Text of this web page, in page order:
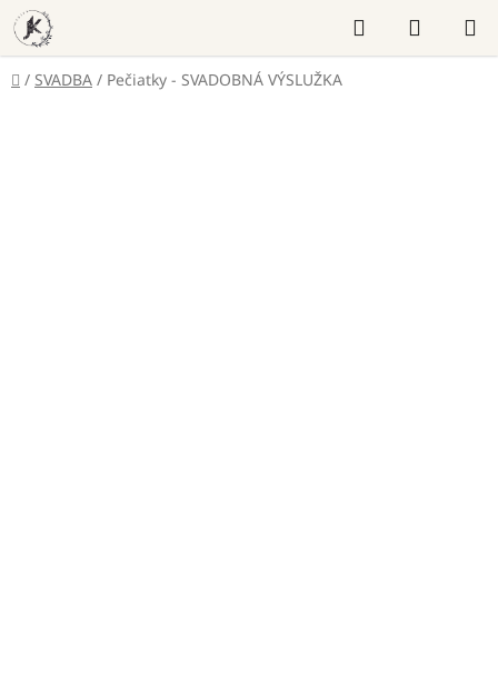
Prejsť
na
obsah
Hľadať
KOŠÍK
Domov
/ SVADBA / Pečiatky - SVADOBNÁ VÝSLUŽKA